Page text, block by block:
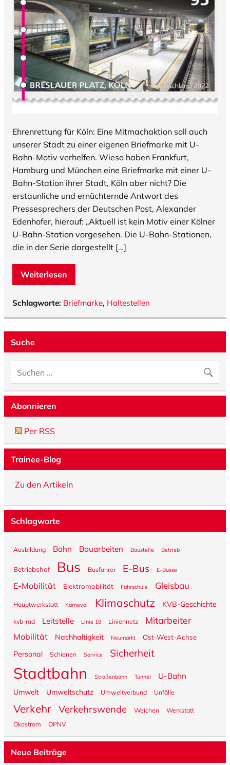
Ehrenrettung für Köln: Eine Mitmachaktion soll auch
unserer Stadt zu einer eigenen Briefmarke mit U-
Bahn-Motiv verhelfen. Wieso haben Frankfurt,
Hamburg und München eine Briefmarke mit einer U-
Bahn-Station ihrer Stadt, Köln aber nicht? Die
erstaunliche und ernüchternde Antwort des
Pressesprechers der Deutschen Post, Alexander
Edenhofer, hierauf: „Aktuell ist kein Motiv einer Kölner
U-Bahn-Station vorgesehen. Die U-Bahn-Stationen,
die in der Serie dargestellt […]
Weiterlesen
Schlagworte: Briefmarke, Haltestellen
Suche
Abonnieren
Per RSS
Trainee-Blog
Zu den Artikeln
Schlagworte
Ausbildung Bahn Bauarbeiten Baustelle Betrieb
Betriebshof Bus Busfahrer E-Bus E-Busse
E-Mobilität Elektromobilität Fahrschule Gleisbau
Hauptwerkstatt Karneval Klimaschutz KVB-Geschichte
kvb-rad Leitstelle Linie 18 Liniennetz Mitarbeiter
Mobilität Nachhaltigkeit Neumarkt Ost-West-Achse
Personal Schienen Service Sicherheit
Stadtbahn Straßenbahn Tunnel U-Bahn
Umwelt Umweltschutz Umweltverbund Unfälle
Verkehr Verkehrswende Weichen
Werkstatt
Ökostrom
ÖPNV
Neue Beiträge